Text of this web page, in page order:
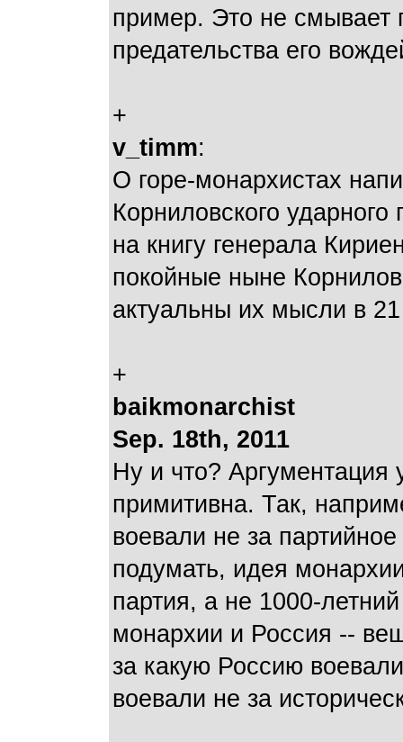
пример. Это не смывает
предательства его
+
v_timm:
О горе-монархистах
Корниловского
на книгу генерала
покойные ныне
актуальны их мысли в
+
baikmonarchist
Sep. 18th, 2011
Ну и что?
примитивна. Так,
воевали не за
подумать, идея
партия, а не 1000-
монархии и Россия --
за какую Россию
воевали не за